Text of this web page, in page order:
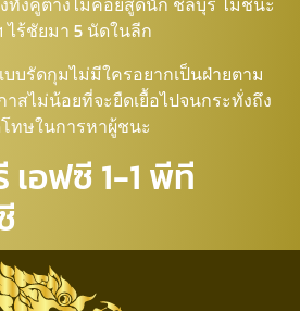
ไร้ชัยมา 5 นัดในลีก
บรัดกุมไม่มีใครอยากเป็นฝ่ายตาม
สไม่น้อยที่จะยืดเยื้อไปจนกระทั่งถึง
ทษในการหาผู้ชนะ
อฟซี 1-1 พีที